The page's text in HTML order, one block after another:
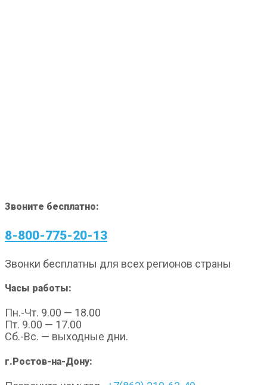
Звоните бесплатно:
8-800-775-20-13
Звонки бесплатны для всех регионов страны
Часы работы:
Пн.-Чт. 9.00 — 18.00
Пт. 9.00 — 17.00
Сб.-Вс. — выходные дни.
г.Ростов-на-Дону: